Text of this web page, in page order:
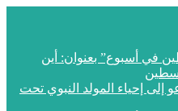
في أسبوع” بعنوان: أين
إلى إحياء المولد النبوي تحت